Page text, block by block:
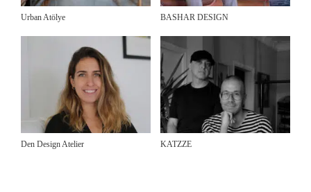
Urban Atölye BASHAR DESIGN
Den Design Atelier KATZZE